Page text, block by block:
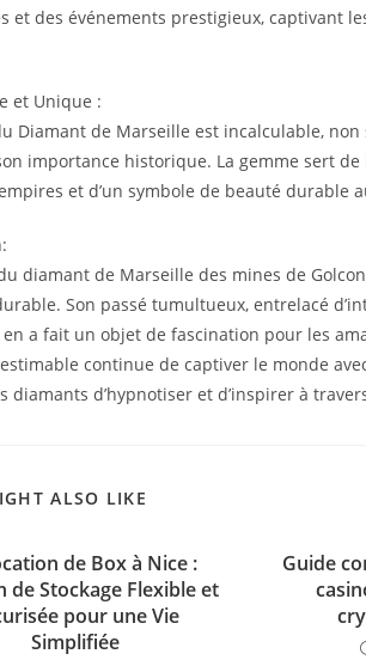
et des événements prestigieux, captivant
et Unique :
Diamant de Marseille est incalculable,
importance historique. La gemme sert
et d’un symbole de beauté durable
diamant de Marseille des mines de
Son passé tumultueux, entrelacé
a fait un objet de fascination pour les
continue de captiver le monde
diamants d’hypnotiser et d’inspirer à
ALSO LIKE
de Box à Nice :
de Stockage Flexible et
pour une Vie
Simplifiée
Guide